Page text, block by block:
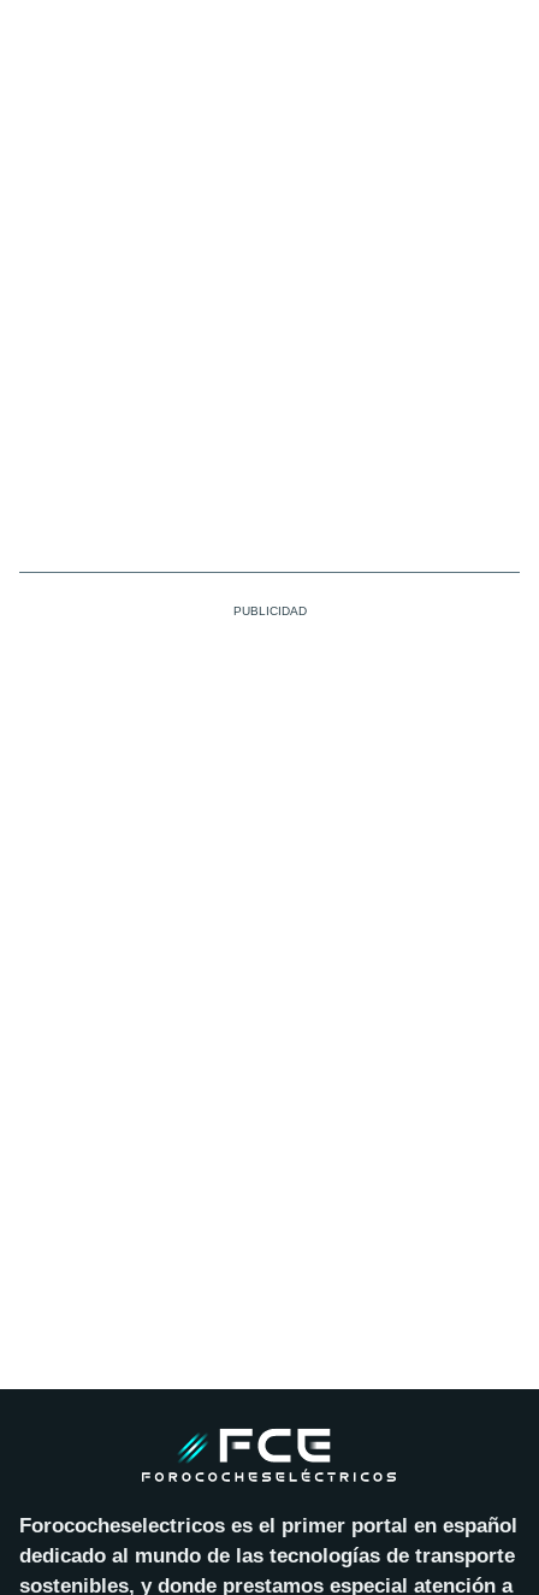
Forococheselectricos es el primer portal en español
dedicado al mundo de las tecnologías de transporte
sostenibles, y donde prestamos especial atención a